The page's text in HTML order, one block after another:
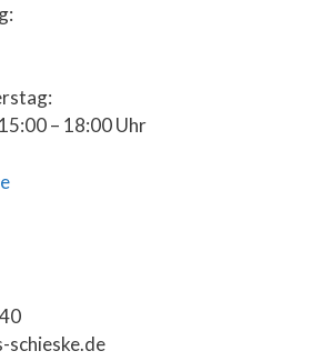
– 18:00 Uhr
schieske.de